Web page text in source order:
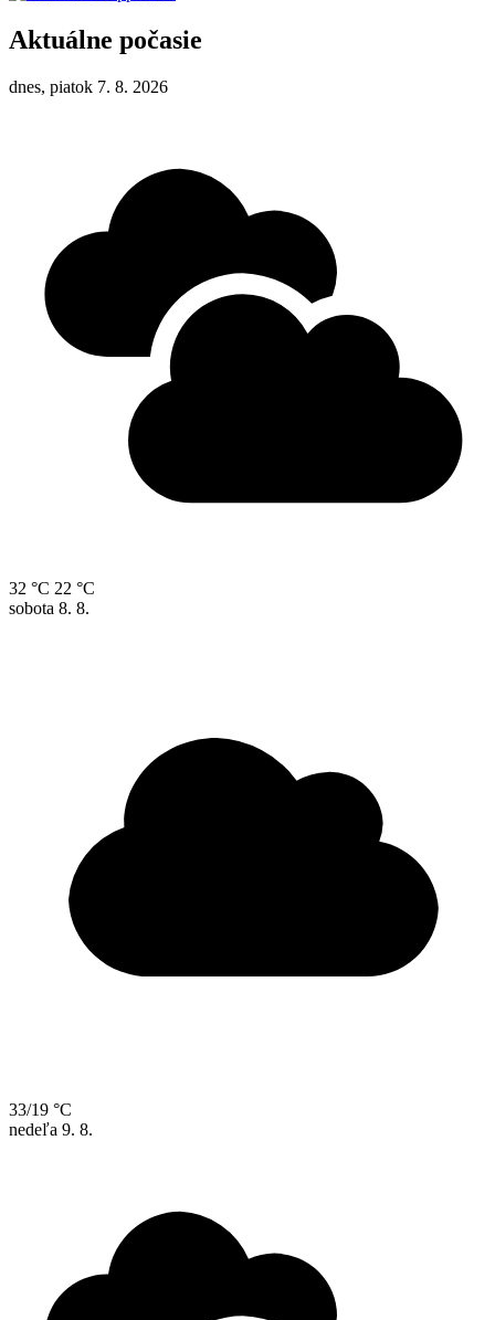
Aktuálne počasie
dnes, piatok 7. 8. 2026
32 °C 22 °C
sobota 8. 8.
33/19 °C
nedeľa 9. 8.